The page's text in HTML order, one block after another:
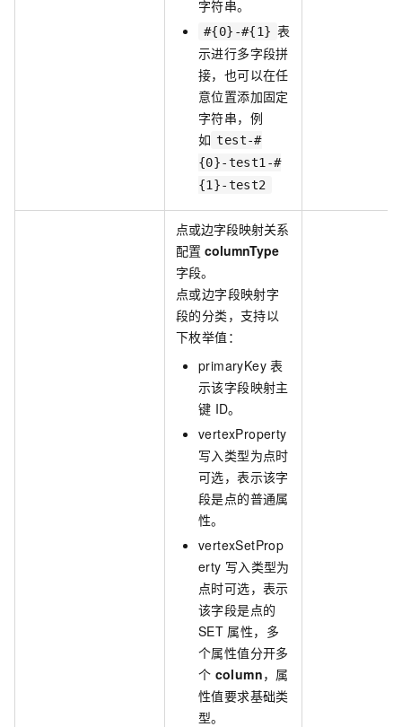
字符串。
#{0}-#{1} 表
示进行多字段拼
接，也可以在任
意位置添加固定
字符串，例
如 test-#
{0}-test1-#
{1}-test2
点或边字段映射关系
配置 columnType
字段。
点或边字段映射字
段的分类，支持以
下枚举值：
primaryKey 表
示该字段映射主
键 ID。
vertexProperty
写入类型为点时
可选，表示该字
段是点的普通属
性。
vertexSetProp
erty 写入类型为
点时可选，表示
该字段是点的
SET 属性，多
个属性值分开多
个 column，属
性值要求基础类
型。